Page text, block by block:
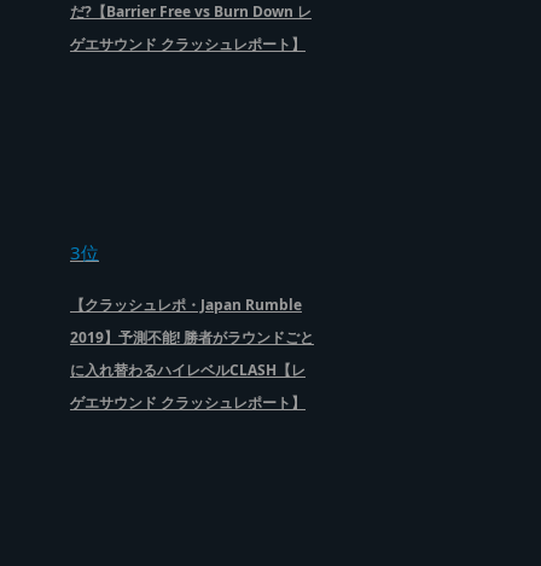
だ?【Barrier Free vs Burn Down レ
ゲエサウンド クラッシュレポート】
3位
【クラッシュレポ・Japan Rumble
2019】予測不能! 勝者がラウンドごと
に入れ替わるハイレベルCLASH【レ
ゲエサウンド クラッシュレポート】